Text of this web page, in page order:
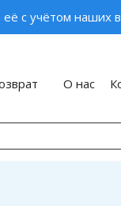
с учётом
О нас